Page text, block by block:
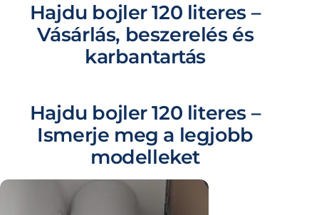
Hajdu bojler 120 literes –
Vásárlás, beszerelés és
karbantartás
Hajdu bojler 120 literes –
Ismerje meg a legjobb
modelleket